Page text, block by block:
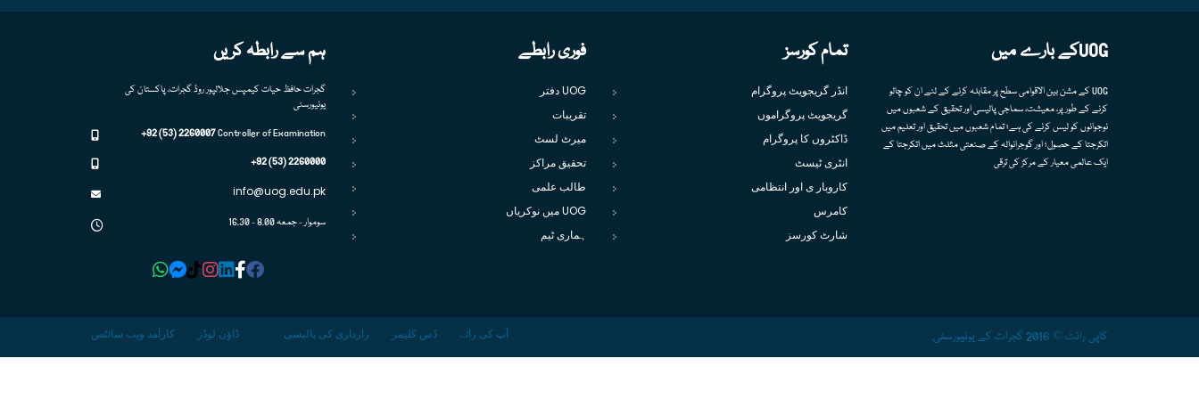
UOGکے بارے میں
UOG کے مشن بین الاقوامی سطح پر مقابلہ کرنے کے لئے ان کو چالو
کرنے کے طور پر، معیشت، سماجی پالیسی اور تحقیق کے شعبوں میں
نوجوانوں کو لیس کرنے کی ہے؛ تمام شعبوں میں تحقیق اور تعلیم میں
اتکرجتا کے حصول؛ اور گوجرانوالہ کے صنعتی مثلث میں اتکرجتا کے
ایک عالمی معیار کے مرکز کی ترقی
تمام کورسز
انڈر گریجویٹ پروگرام
گریجویٹ پروگراموں
ڈاکٹروں کا پروگرام
انٹری ٹیسٹ
کاروبار ی اور انتظامی
کامرس
شارٹ کورسز
فوری رابطے
UOG دفتر
تقریبات
میرٹ لسٹ
تحقیق مراکز
طالب علمی
UOG میں نوکریاں
ہماری ٹیم
ہم سے رابطہ کریں
گجرات حافظ حیات کیمپس جلالپور روڈ گجرات، پاکستان کی
یونیورسٹی
Controller of Examination
+92 (53) 2260007
+92 (53) 2260000
info@uog.edu.pk
سوموار - جمعہ 8.00 - 16.30
کاپی رائٹ © 2016 گجرات کے یونیورسٹی. کارآمد ویب سائٹس ڈاؤن لوڈز رازداری کی پالیسی ڈس کلیمر آپ کی رائے